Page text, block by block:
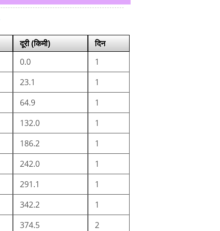
दूरी (किमी)
दिन
0.0
1
23.1
1
64.9
1
132.0
1
186.2
1
242.0
1
291.1
1
342.2
1
374.5
2